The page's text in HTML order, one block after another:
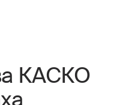
КАСКО